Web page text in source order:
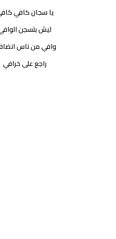
يا سجان كافي
ليش بتسجن
وافي من ناس
راجع على خرافي